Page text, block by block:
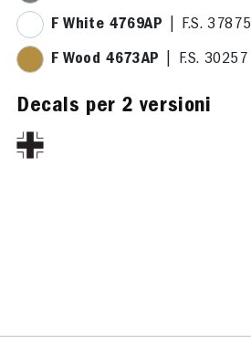
F White 4769AP | F.S. 37875
F Wood 4673AP | F.S. 30257
Decals per 2 versioni